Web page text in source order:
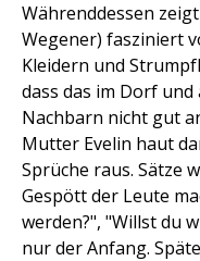
Währenddessen
Wegener) fasziniert
Kleidern und
dass das im Dorf
Nachbarn nicht gut
Mutter Evelin haut
Sprüche raus. Sätze
Gespött der Leute
werden?", "Willst du
nur der Anfang.